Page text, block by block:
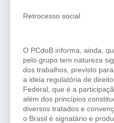
Retrocesso social
O PCdoB informa, ainda,
pelo grupo tem natureza
dos trabalhos, previsto
a ideia regulatória de
Federal, que é a
além dos princípios
diversos tratados e
o Brasil é signatário e